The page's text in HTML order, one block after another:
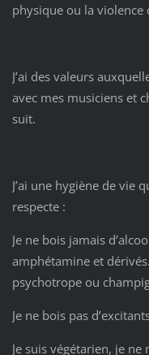
physique ou la violence
J’ai des valeurs
avec mes musiciens et
suit.
J’ai une hygiène de vie
respecte :
Je ne bois jamais
amphétamine et
psychotrope ou
Je ne bois pas
Je suis végétarien, je